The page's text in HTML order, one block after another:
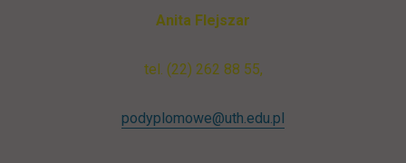
Anita Flejszar
tel. (22) 262 88 55,
podyplomowe@uth.edu.pl